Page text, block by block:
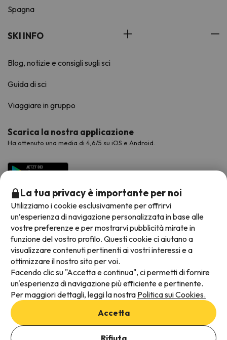
Aggiungi date per verificare la disponibilità
Spagna
SKI INFO
Blog, notizie e consigli sugli sci
Guida di sci
Viaggiare in gruppo
Scarica la nostra applicazione
Ha ottenuto una media di 4,6/5 su iOS e Android.
Metodi di pagamento disponibili
Termini e condizioni generali
Protezione dei dati
Informativa sui cookie
La tua privacy è importante per noi
Utilizziamo i cookie esclusivamente per offrirvi
un’esperienza di navigazione personalizzata in base alle
vostre preferenze e per mostrarvi pubblicità mirate in
funzione del vostro profilo. Questi cookie ci aiutano a
visualizzare contenuti pertinenti ai vostri interessi e a
ottimizzare il nostro sito per voi.
Facendo clic su "Accetta e continua", ci permetti di fornire
un'esperienza di navigazione più efficiente e pertinente.
Per maggiori dettagli, leggi la nostra Politica sui Cookies.
Accetta
Rifiuta